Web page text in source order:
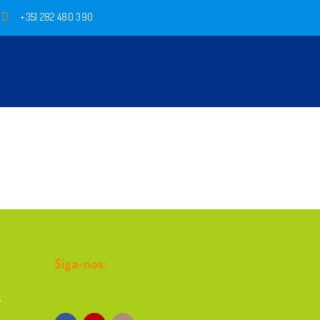
+351 282 480 390
Siga-nos: